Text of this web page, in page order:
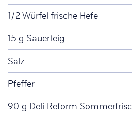
1/2 Würfel frische Hefe
15 g Sauerteig
Salz
Pfeffer
90 g Deli Reform